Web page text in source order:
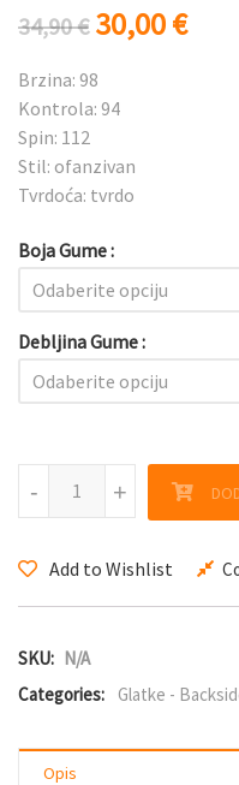
34,90€ Originalna
30,00€
Brzina: 98
Kontrola: 94
Spin: 112
Stil: ofanzivan
Tvrdoća: tvrdo
Boja Gume
Debljina Gume
NeoFlexx eFT 48 količina
+
- +
-
Add to Wishlist
SKU: N/A
Categories:
Glatke -
Opis